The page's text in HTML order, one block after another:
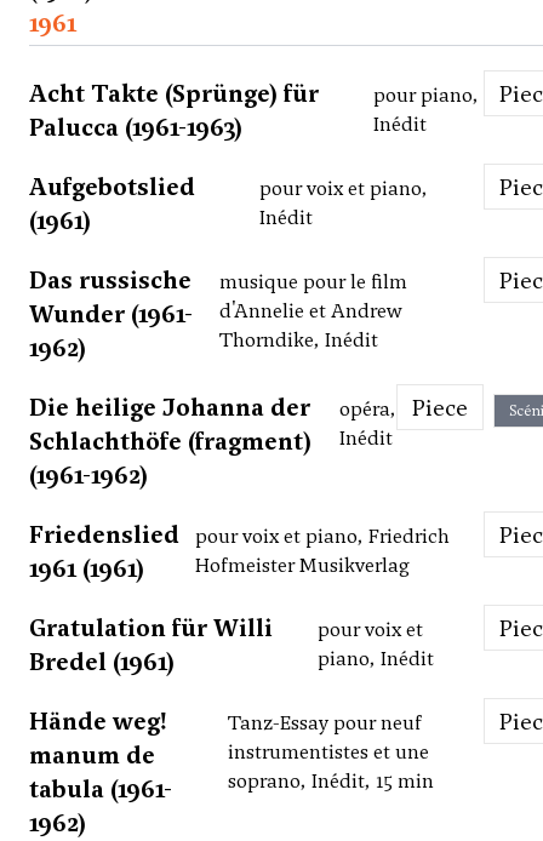
1961
Acht Takte (Sprünge) für
Palucca (1961-1963)
pour piano,
Inédit
Aufgebotslied
(1961)
pour voix et piano,
Inédit
Das russische
Wunder (1961-
1962)
musique pour le film
d'Annelie et Andrew
Thorndike, Inédit
Die heilige Johanna der
Schlachthöfe (fragment)
(1961-1962)
opéra,
Inédit
Piece
Friedenslied
1961 (1961)
pour voix et piano, Friedrich
Hofmeister Musikverlag
Gratulation für Willi
Bredel (1961)
pour voix et
piano, Inédit
Hände weg!
manum de
tabula (1961-
1962)
Tanz-Essay pour neuf
instrumentistes et une
soprano, Inédit, 15 min